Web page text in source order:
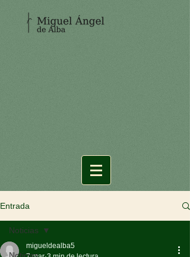
Entrada
Noticias
migueldealba5